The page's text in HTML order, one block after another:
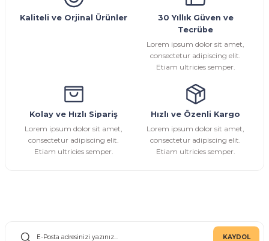
Kaliteli ve Orjinal Ürünler
30 Yıllık Güven ve
Tecrübe
Lorem ipsum dolor sit amet,
consectetur adipiscing elit.
Etiam ultricies semper.
Kolay ve Hızlı Sipariş
Lorem ipsum dolor sit amet,
consectetur adipiscing elit.
Etiam ultricies semper.
Hızlı ve Özenli Kargo
Lorem ipsum dolor sit amet,
consectetur adipiscing elit.
Etiam ultricies semper.
KAYDOL